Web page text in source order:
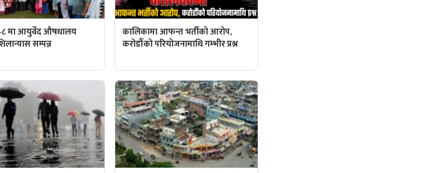
मा आयुर्वेद औषधालय
सम्पन्न
कालिकामा आफन्त भर्तीको आरोप,
करोडौँको परियोजनामाथि गम्भीर प्रश्न